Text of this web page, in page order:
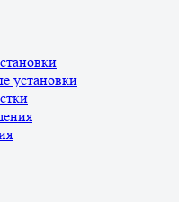
установки